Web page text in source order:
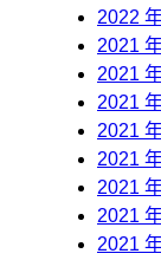
2022
2021
2021
2021
2021
2021
2021
2021
2021